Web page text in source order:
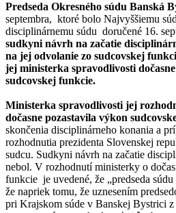
Predseda Okresného súdu Banská
septembra, ktoré bolo Najvyššiemu
disciplinárnemu súdu doručené 16.
sudkyni návrh na začatie
na jej odvolanie zo sudcovskej
jej ministerka spravodlivosti
sudcovskej funkcie.
Ministerka spravodlivosti jej
dočasne pozastavila výkon
skončenia disciplinárneho konania a
rozhodnutia prezidenta Slovenskej
sudcu. Sudkyni návrh na začatie
nebol. V rozhodnutí ministerky o
funkcie je uvedené, že „predseda
že napriek tomu, že uznesením
pri Krajskom súde v Banskej Bystrici